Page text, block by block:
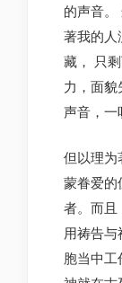
的声音
著我的人
藏， 只
力，面
声音，一
但以理为
蒙眷爱的
者。而且
用祷告
胞当中工